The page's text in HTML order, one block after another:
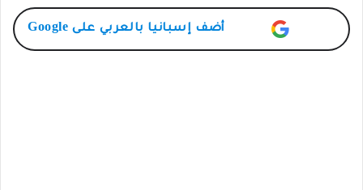
أضف إسبانيا بالعربي على Google